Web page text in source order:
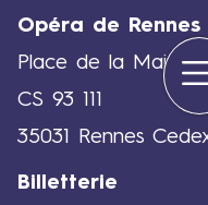
Opéra de Rennes
Place de la Mairie
CS 93 111
35031 Rennes
Billetterie
Quick